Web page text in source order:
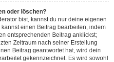
oder löschen?
bist, kannst du nur deine eigenen
einen Beitrag bearbeiten, indem
entsprechenden Beitrag anklickst;
Zeitraum nach seiner Erstellung
Beitrag geantwortet hat, wird dein
gekennzeichnet. Es wird sowohl